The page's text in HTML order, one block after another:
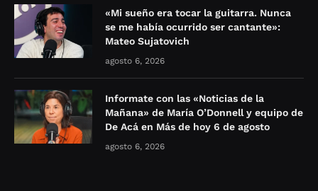
«Mi sueño era tocar la guitarra. Nunca
se me había ocurrido ser cantante»:
Mateo Sujatovich
agosto 6, 2026
Informate con las «Noticias de la
Mañana» de María O’Donnell y equipo de
De Acá en Más de hoy 6 de agosto
agosto 6, 2026